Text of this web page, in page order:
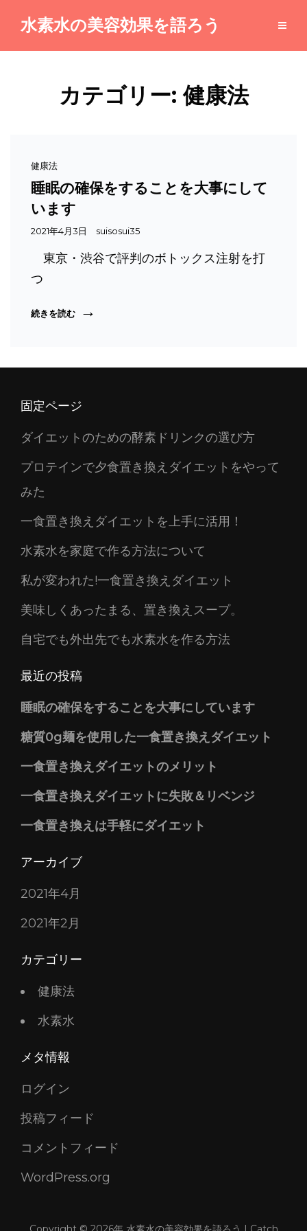
水素水の美容効果を語ろう
カテゴリー:健康法
Cat
Links
健康法
睡眠の確保をすることを大事にして
います
投
2021年4月3日 suisosui35
東京・渋谷で評判のボトックス注射を打
つ
続きを読む睡
る
と
を
事
て
い
ま
す
固定ページ
ダイエットのための酵素ドリンクの選び方
プロテインで夕食置き換えダイエットをやって
みた
一食置き換えダイエットを上手に活用！
水素水を家庭で作る方法について
私が変われた!一食置き換えダイエット
美味しくあったまる、置き換えスープ。
自宅でも外出先でも水素水を作る方法
最近の投稿
睡眠の確保をすることを大事にしています
糖質0g麺を使用した一食置き換えダイエット
一食置き換えダイエットのメリット
一食置き換えダイエットに失敗＆リベンジ
一食置き換えは手軽にダイエット
アーカイブ
2021年4月
2021年2月
カテゴリー
健康法
水素水
メタ情報
ログイン
投稿フィード
コメントフィード
WordPress.org